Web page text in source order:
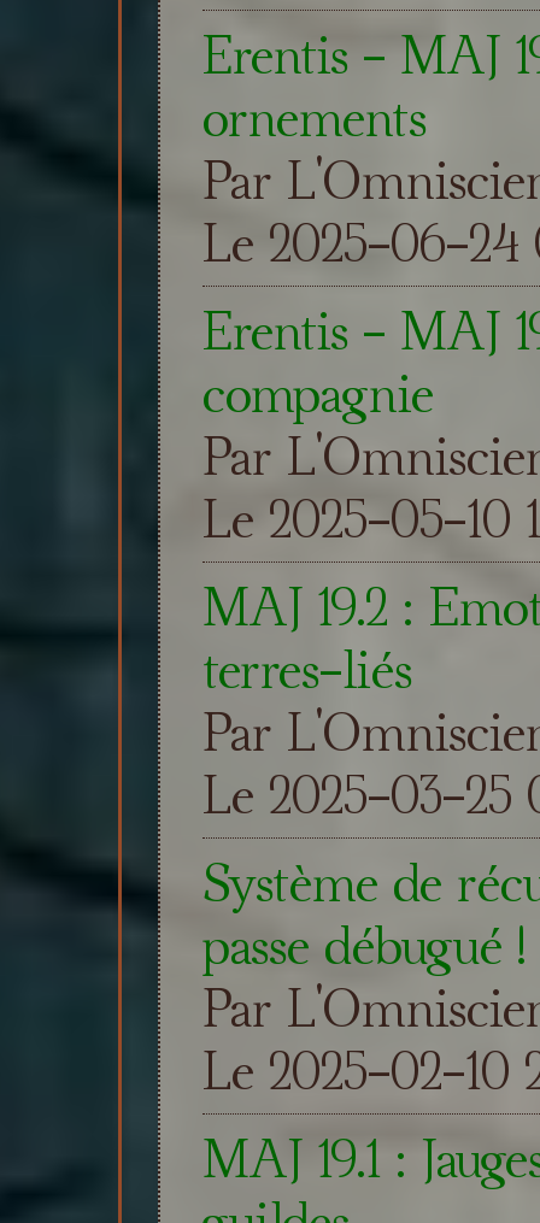
Erentis - MAJ
ornements
Par
Le 2025-06-24
Erentis - MAJ
compagnie
Par
Le 2025-05-10
MAJ 19.2 :
terres-liés
Par
Le 2025-03-25
Système de
passe débugué !
Par
Le 2025-02-10
MAJ 19.1 :